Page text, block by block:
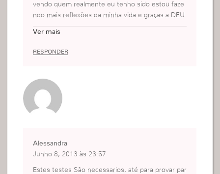
vendo quem realmente eu tenho sido estou faze
ndo mais reflexões da minha vida e graças a DEU
Ver mais
RESPONDER
Alessandra
Junho 8, 2013 às 23:57
Estes testes São necessarios, até para provar par